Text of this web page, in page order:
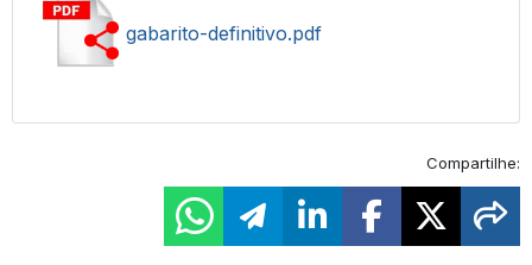
gabarito-definitivo.pdf
Compartilhe: